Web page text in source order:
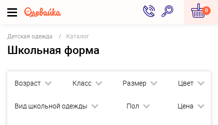
0
Детская одежда Каталог
Школьная форма
Возраст Класс Размер Цвет
Вид школьной одежды Пол Цена